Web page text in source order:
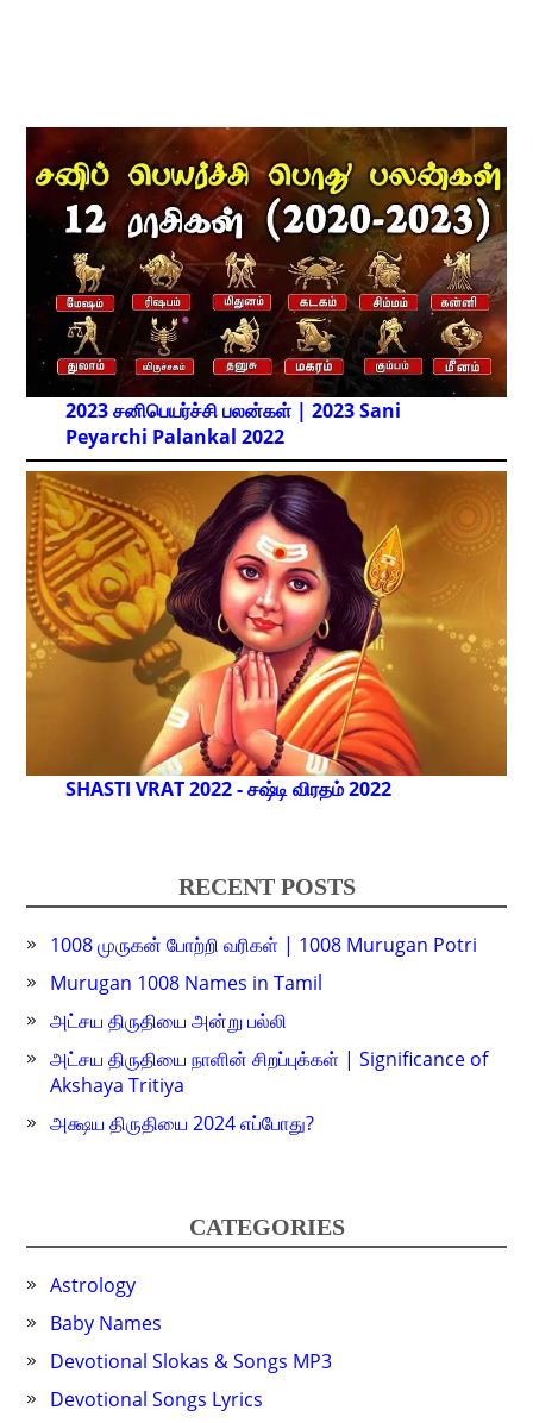
2023 சனிபெயர்ச்சி பலன்கள் | 2023 Sani
Peyarchi Palankal 2022
SHASTI VRAT 2022 - சஷ்டி விரதம் 2022
RECENT POSTS
1008 முருகன் போற்றி வரிகள் | 1008 Murugan Potri
Murugan 1008 Names in Tamil
அட்சய திருதியை அன்று பல்லி
அட்சய திருதியை நாளின் சிறப்புக்கள் | Significance of
Akshaya Tritiya
அக்ஷய திருதியை 2024 எப்போது?
CATEGORIES
Astrology
Baby Names
Devotional Slokas & Songs MP3
Devotional Songs Lyrics